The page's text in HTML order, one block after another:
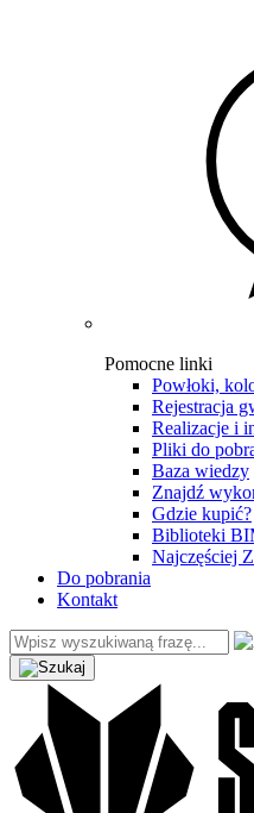
Pomocne linki
Powłoki,
Rejestracja
Realizacje i
Pliki do
Baza wiedzy
Znajdź
Gdzie kupić?
Biblioteki
Najczęściej
Do pobrania
Kontakt